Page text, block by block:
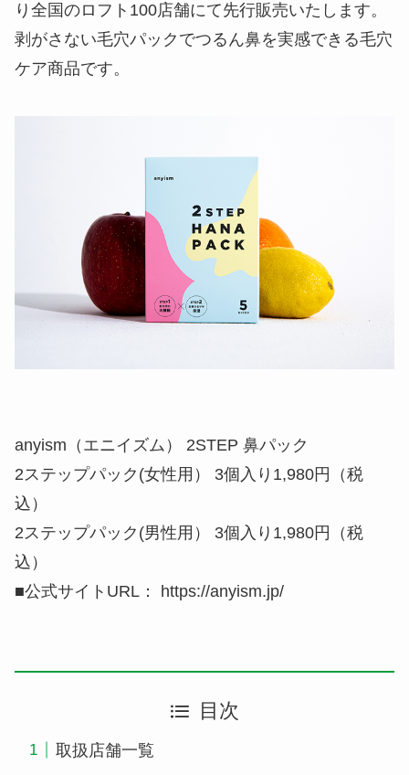
り全国のロフト100店舗にて先行販売いたします。
剥がさない毛穴パックでつるん鼻を実感できる毛穴
ケア商品です。
anyism（エニイズム） 2STEP 鼻パック
2ステップパック(女性用） 3個入り1,980円（税
込）
2ステップパック(男性用） 3個入り1,980円（税
込）
■公式サイトURL： https://anyism.jp/
目次
取扱店舗一覧